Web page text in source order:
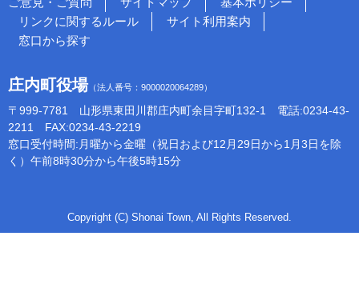
リンクに関するルール
サイト利用案内
窓口から探す
庄内町役場（法人番号：9000020064289）
〒999-7781 山形県東田川郡庄内町余目字町132-1 電話:0234-43-
2211 FAX:0234-43-2219
窓口受付時間:月曜から金曜（祝日および12月29日から1月3日を除
く）午前8時30分から午後5時15分
Copyright (C) Shonai Town, All Rights Reserved.